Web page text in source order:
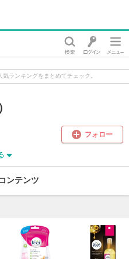
ランキングをまとめてチェック。
フォロー
コンテンツ